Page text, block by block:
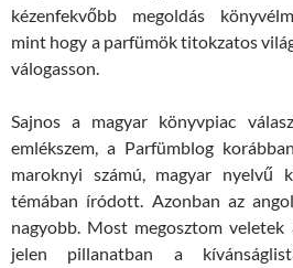
kézenfekvőbb megoldás
mint hogy a parfümök titokzatos
válogasson.
Sajnos a magyar könyvpiac
emlékszem, a Parfümblog
maroknyi számú, magyar nyelvű
témában íródott. Azonban az
nagyobb. Most megosztom veletek
jelen pillanatban a